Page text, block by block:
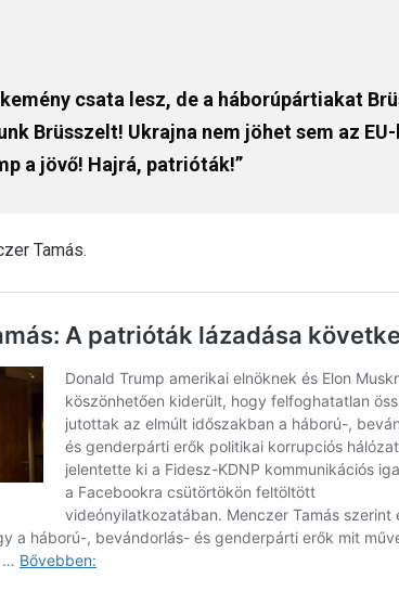
kemény csata lesz, de a háborúpártiakat
Brüsszelt! Ukrajna nem jöhet sem az EU-
a jövő! Hajrá, patrióták!”
Tamás.